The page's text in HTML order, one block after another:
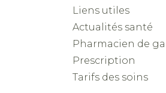
Liens utiles
Actualités santé
Pharmacien de
Prescription
Tarifs des soins